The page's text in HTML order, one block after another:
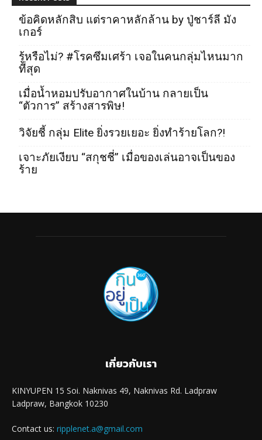
ข้อคิดหลักสิบ แต่ราคาหลักล้าน by ปู่ชาร์ลี มัง
เกอร์
รู้หรือไม่? #โรคซึมเศร้า เจอในคนกลุ่มไหนมาก
ที่สุด
เมื่อน้ำหอมปรับอากาศในบ้าน กลายเป็น
“ตัวการ” สร้างสารพิษ!
วิจัยชี้ กลุ่ม Elite ยิ่งรวยเยอะ ยิ่งทำร้ายโลก?!
เจาะภัยเงียบ “สกุชชี่” เมื่อของเล่นอาจเป็นของ
ร้าย
เกี่ยวกับเรา
KINYUPEN 15 Soi. Naknivas 49, Naknivas Rd. Ladpraw
Ladpraw, Bangkok 10230
Contact us: ripplenet.a@gmail.com